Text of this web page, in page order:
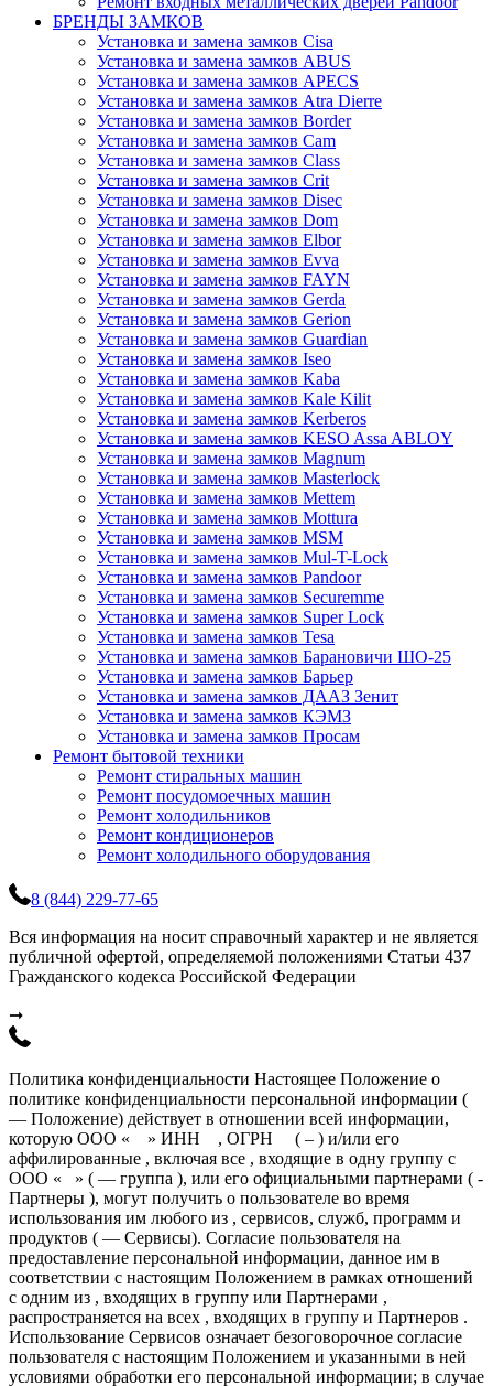
БРЕНДЫ ЗАМКОВ
Установка и замена замков Cisa
Установка и замена замков ABUS
Установка и замена замков APECS
Установка и замена замков Atra Dierre
Установка и замена замков Border
Установка и замена замков Cam
Установка и замена замков Class
Установка и замена замков Crit
Установка и замена замков Disec
Установка и замена замков Dom
Установка и замена замков Elbor
Установка и замена замков Evva
Установка и замена замков FAYN
Установка и замена замков Gerda
Установка и замена замков Gerion
Установка и замена замков Guardian
Установка и замена замков Iseo
Установка и замена замков Kaba
Установка и замена замков Kale Kilit
Установка и замена замков Kerberos
Установка и замена замков KESO Assa ABLOY
Установка и замена замков Magnum
Установка и замена замков Masterlock
Установка и замена замков Mettem
Установка и замена замков Mottura
Установка и замена замков MSM
Установка и замена замков Mul-T-Lock
Установка и замена замков Pandoor
Установка и замена замков Securemme
Установка и замена замков Super Lock
Установка и замена замков Tesa
Установка и замена замков Барановичи ШО-25
Установка и замена замков Барьер
Установка и замена замков ДААЗ Зенит
Установка и замена замков КЭМЗ
Установка и замена замков Просам
Ремонт бытовой техники
Ремонт стиральных машин
Ремонт посудомоечных машин
Ремонт холодильников
Ремонт кондиционеров
Ремонт холодильного оборудования
8 (844) 229-77-65
Вся информация на носит справочный характер и не является
публичной офертой, определяемой положениями Статьи 437
Гражданского кодекса Российской Федерации
➞
Политика конфиденциальности Настоящее Положение о
политике конфиденциальности персональной информации (
— Положение) действует в отношении всей информации,
которую ООО « » ИНН , ОГРН ( – ) и/или его
аффилированные , включая все , входящие в одну группу с
ООО « » ( — группа ), или его официальными партнерами ( -
Партнеры ), могут получить о пользователе во время
использования им любого из , сервисов, служб, программ и
продуктов ( — Сервисы). Согласие пользователя на
предоставление персональной информации, данное им в
соответствии с настоящим Положением в рамках отношений
с одним из , входящих в группу или Партнерами ,
распространяется на всех , входящих в группу и Партнеров .
Использование Сервисов означает безоговорочное согласие
пользователя с настоящим Положением и указанными в ней
условиями обработки его персональной информации; в случае